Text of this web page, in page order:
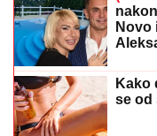
Novo
Kako
se od